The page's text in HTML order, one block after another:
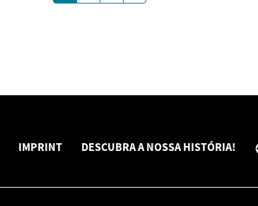
IMPRINT DESCUBRA A NOSSA HISTÓRIA!